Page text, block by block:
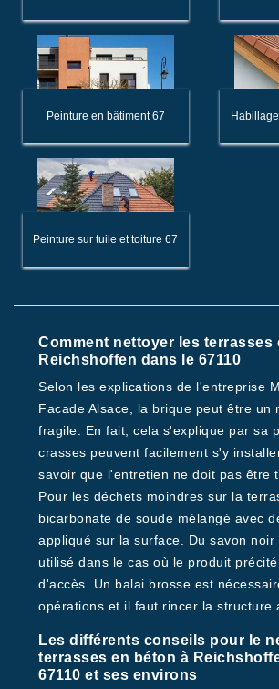
Peinture en bâtiment 67
Peinture sur tuile et toiture 67
Comment nettoyer les terrasses
Reichshoffen dans le 67110
Selon les explications de l'entreprise
Facade Alsace, la brique peut être un
fragile. En fait, cela s'explique par sa
crasses peuvent facilement s'y
savoir que l'entretien ne doit pas être
Pour les déchets moindres sur la
bicarbonate de soude mélangé avec
appliqué sur la surface. Du savon
utilisé dans le cas où le produit
d'accès. Un balai brosse est
opérations et il faut rincer la structure
Les différents conseils pour le
terrasses en béton à
67110 et ses environs